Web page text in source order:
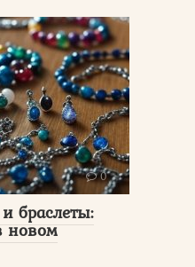
0
браслеты:
новом